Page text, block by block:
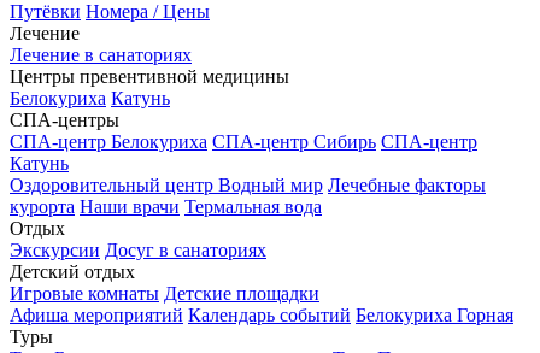
Путёвки Номера / Цены
Лечение
Лечение в санаториях
Центры превентивной медицины
Белокуриха Катунь
СПА-центры
СПА-центр Белокуриха СПА-центр Сибирь СПА-центр
Катунь
Оздоровительный центр Водный мир Лечебные факторы
курорта Наши врачи Термальная вода
Отдых
Экскурсии Досуг в санаториях
Детский отдых
Игровые комнаты Детские площадки
Афиша мероприятий Календарь событий Белокуриха Горная
Туры